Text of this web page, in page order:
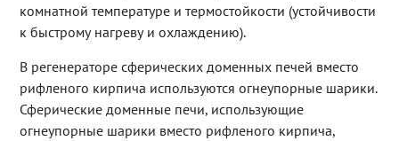
комнатной температуре и термостойкости (устойчивости
к быстрому нагреву и охлаждению).
В регенераторе сферических доменных печей вместо
рифленого кирпича используются огнеупорные шарики.
Сферические доменные печи, использующие
огнеупорные шарики вместо рифленого кирпича,